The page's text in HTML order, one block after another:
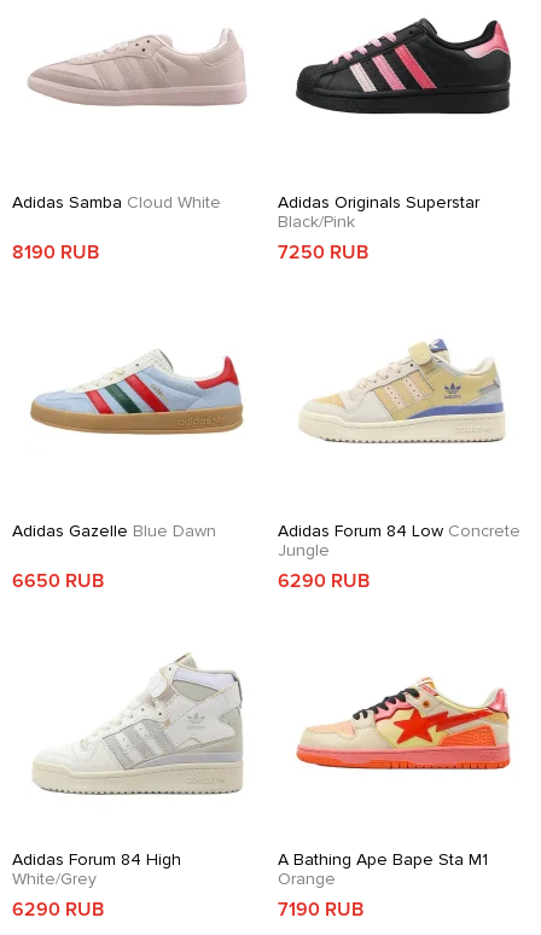
Adidas Samba Cloud White
8190 RUB
Adidas Originals Superstar
Black/Pink
7250 RUB
Adidas Gazelle Blue Dawn
6650 RUB
Adidas Forum 84 Low Concrete
Jungle
6290 RUB
Adidas Forum 84 High
White/Grey
6290 RUB
A Bathing Ape Bape Sta M1
Orange
7190 RUB